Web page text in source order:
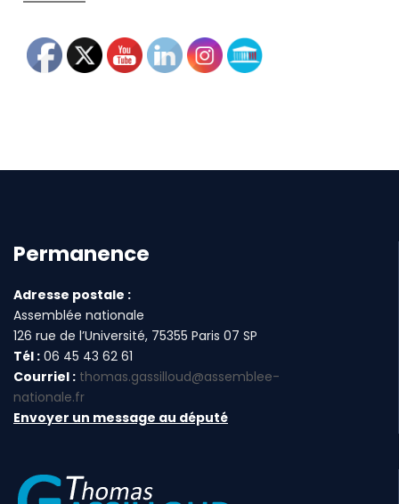
Permanence
Adresse postale :
Assemblée nationale
126 rue de l’Université, 75355 Paris 07 SP
Tél : 06 45 43 62 61
Courriel : thomas.gassilloud@assemblee-
nationale.fr
Envoyer un message au député